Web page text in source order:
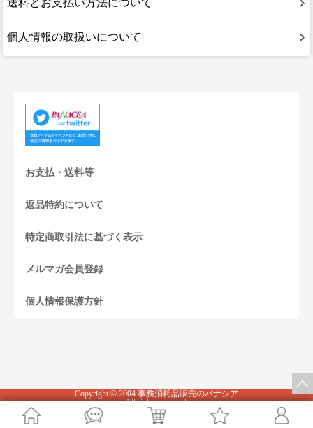
送料とお支払い方法について
個人情報の取扱いについて
お支払・送料等
返品特約について
特定商取引法に基づく表示
メルマガ会員登録
個人情報保護方針
Copyright © 2004 事務消耗品販売のパナシア
All rights reserved.